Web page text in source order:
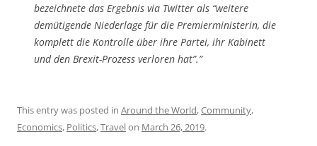
bezeichnete das Ergebnis via Twitter als “weitere
demütigende Niederlage für die Premierministerin, die
komplett die Kontrolle über ihre Partei, ihr Kabinett
und den Brexit-Prozess verloren hat”.”
This entry was posted in Around the World,Community,
Economics, Politics,Travelon March 26, 2019.